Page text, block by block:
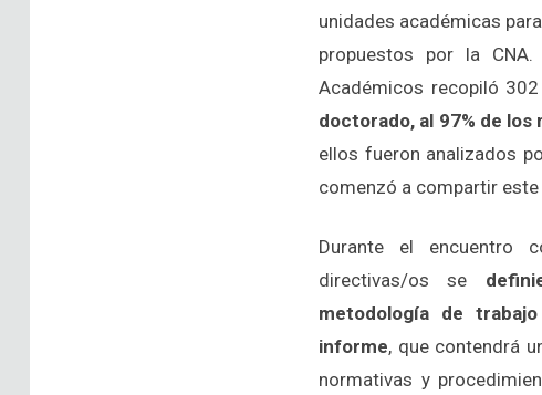
unidades académicas
propuestos por la
Académicos recopiló
doctorado, al 97% de
ellos fueron analizados
comenzó a compartir
Durante el encuentro
directivas/os se
metodología de
informe, que contendrá
normativas y